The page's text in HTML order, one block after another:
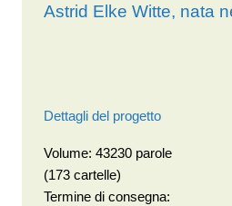
Astrid Elke Witte, nata
Dettagli del progetto
Volume: 43230 parole
(173 cartelle)
Termine di consegna: